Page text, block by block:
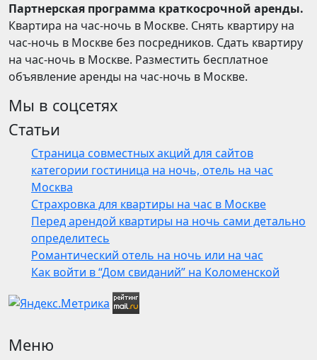
Партнерская программа краткосрочной аренды.
Квартира на час-ночь в Москве. Снять квартиру на
час-ночь в Москве без посредников. Сдать квартиру
на час-ночь в Москве. Разместить бесплатное
объявление аренды на час-ночь в Москве.
Мы в соцсетях
Статьи
Страница совместных акций для сайтов
категории гостиница на ночь, отель на час
Москва
Страхровка для квартиры на час в Москве
Перед арендой квартиры на ночь сами детально
определитесь
Романтический отель на ночь или на час
Как войти в “Дом свиданий” на Коломенской
Меню